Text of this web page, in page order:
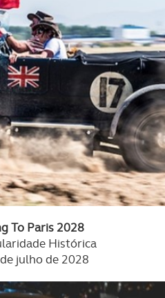
To Paris 2028
Histórica
julho de 2028